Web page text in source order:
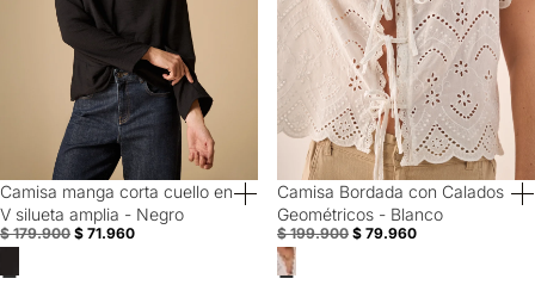
60% Off
Camisa manga corta cuello en
V silueta amplia - Negro
$ 179.900 $ 71.960
60% Off
Camisa Bordada con Calados
Geométricos - Blanco
$ 199.900 $ 79.960